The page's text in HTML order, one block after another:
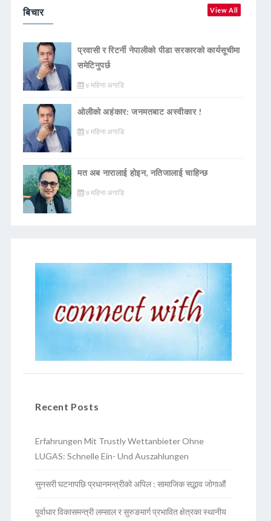
बिचार View All
प्रवासी र रिटर्नी नेपालीको पीडा सरकारको कार्यसूचीमा
समेटिनुपर्छ
४ महिना अगाडि
ओलीको अहंकार: जनमतबाट अस्वीकार !
४ महिना अगाडि
मत अब नारालाई होइन, नतिजालाई चाहिन्छ
७ महिना अगाडि
Recent Posts
Erfahrungen Mit Trustly Wettanbieter Ohne
LUGAS: Schnelle Ein- Und Auszahlungen
सुनसरी घटनापछि प्रधानमन्त्रीको अपिल : सामाजिक सद्भाव जोगाऔं
पूर्वाधार विकासमन्त्री लम्साल र सुरुङमार्ग प्रभावित क्षेत्रका स्थानीय